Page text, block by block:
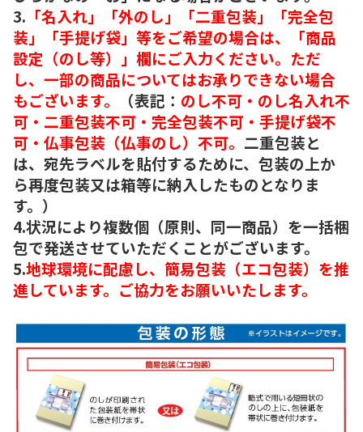
3. 「名入れ」「外のし」「二重包装」「完全包
装」「手提げ袋」等をご希望の場合は、「商品
設定（のし等）」欄にご入力ください。ただ
し、一部の商品についてはお承りできない場合
もございます。
（表記： のし不可・のし名入れ不
可・二重包装不可・完全包装不可・手提げ袋不
可・仏事包装（仏事のし）不可。 二重包装と
は、宛先ラベルを貼付するために、包装の上か
ら再度包装又は箱等に納入したものとなりま
す。）
4.状況により複数個（原則、同一商品）を一括梱
包で発送させていただくことがございます。
5.地球環境に配慮し、簡易包装（エコ包装）を推
進しています。ご協力をお願いいたします。